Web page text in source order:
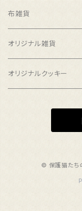
布雑貨
オリジナル雑貨
オリジナルクッキー
© 保護猫たち